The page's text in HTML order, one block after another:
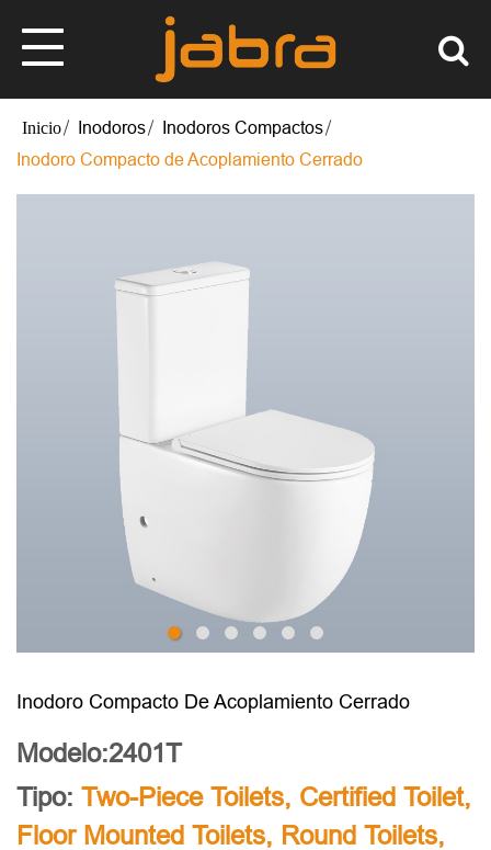
Inodoros
Inodoros Compactos
Inodoro Compacto de Acoplamiento Cerrado
Inodoro Compacto De Acoplamiento Cerrado
Modelo:2401T
Tipo: Two-Piece Toilets, Certified Toilet,
Floor Mounted Toilets, Round Toilets,